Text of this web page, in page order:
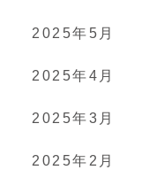
2025年5月
2025年4月
2025年3月
2025年2月